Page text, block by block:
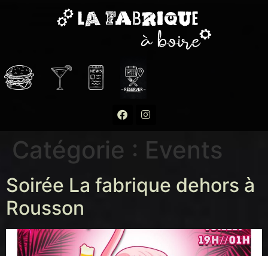
Catégorie : Events
Soirée La fabrique dehors à
Rousson